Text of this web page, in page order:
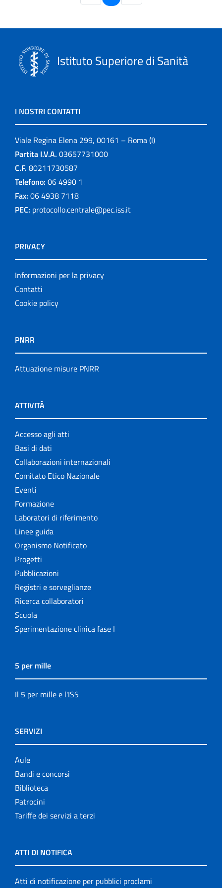
Istituto Superiore di Sanità
I NOSTRI CONTATTI
Viale Regina Elena 299, 00161 – Roma (I)
Partita I.V.A. 03657731000
C.F. 80211730587
Telefono: 06 4990 1
Fax: 06 4938 7118
PEC: protocollo.centrale@pec.iss.it
PRIVACY
Informazioni per la privacy
Contatti
Cookie policy
PNRR
Attuazione misure PNRR
ATTIVITÀ
Accesso agli atti
Basi di dati
Collaborazioni internazionali
Comitato Etico Nazionale
Eventi
Formazione
Laboratori di riferimento
Linee guida
Organismo Notificato
Progetti
Pubblicazioni
Registri e sorveglianze
Ricerca collaboratori
Scuola
Sperimentazione clinica fase I
5 per mille
Il 5 per mille e l'ISS
SERVIZI
Aule
Bandi e concorsi
Biblioteca
Patrocini
Tariffe dei servizi a terzi
ATTI DI NOTIFICA
Atti di notificazione per pubblici proclami